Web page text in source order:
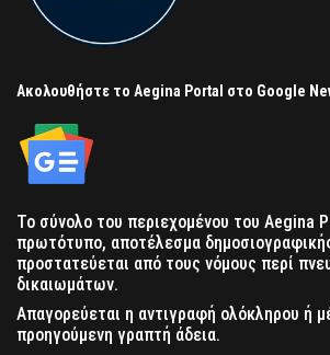
Ακολουθήστε το Aegina Portal στο Google
Το σύνολο του περιεχομένου του Aegina
πρωτότυπο, αποτέλεσμα
προστατεύεται από τους νόμους περί
δικαιωμάτων.
Απαγορεύεται η αντιγραφή ολόκληρου ή
προηγούμενη γραπτή άδεια.